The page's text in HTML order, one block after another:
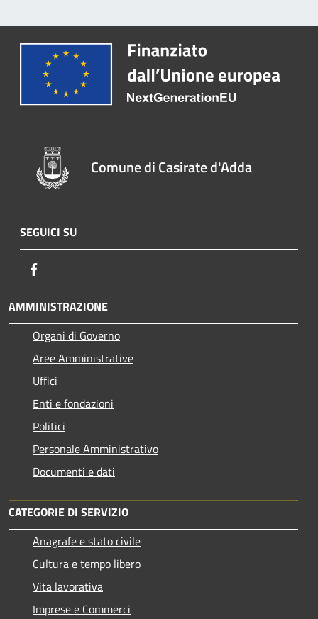
Comune di Casirate d'Adda
SEGUICI SU
AMMINISTRAZIONE
Organi di Governo
Aree Amministrative
Uffici
Enti e fondazioni
Politici
Personale Amministrativo
Documenti e dati
CATEGORIE DI SERVIZIO
Anagrafe e stato civile
Cultura e tempo libero
Vita lavorativa
Imprese e Commerci